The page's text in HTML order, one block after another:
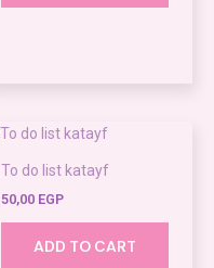
To do list katayf
50,00 EGP
ADD TO CART